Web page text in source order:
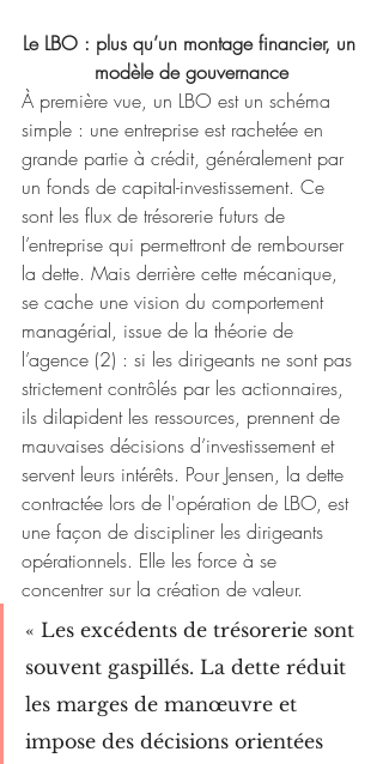
Le LBO : plus qu’un montage financier, un
modèle de gouvernance
À première vue, un LBO est un schéma
simple : une entreprise est rachetée en
grande partie à crédit, généralement par
un fonds de capital-investissement. Ce
sont les flux de trésorerie futurs de
l’entreprise qui permettront de rembourser
la dette. Mais derrière cette mécanique,
se cache une vision du comportement
managérial, issue de la théorie de
l’agence (2) : si les dirigeants ne sont pas
strictement contrôlés par les actionnaires,
ils dilapident les ressources, prennent de
mauvaises décisions d’investissement et
servent leurs intérêts. Pour Jensen, la dette
contractée lors de l'opération de LBO, est
une façon de discipliner les dirigeants
opérationnels. Elle les force à se
concentrer sur la création de valeur.
« Les excédents de trésorerie sont
souvent gaspillés. La dette réduit
les marges de manœuvre et
impose des décisions orientées